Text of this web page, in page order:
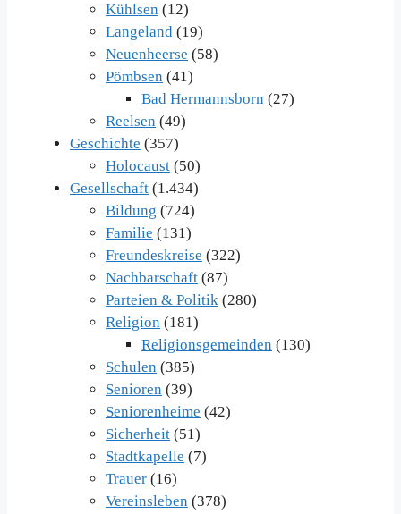
Kühlsen (12)
Langeland (19)
Neuenheerse (58)
Pömbsen (41)
Bad Hermannsborn (27)
Reelsen (49)
Geschichte (357)
Holocaust (50)
Gesellschaft (1.434)
Bildung (724)
Familie (131)
Freundeskreise (322)
Nachbarschaft (87)
Parteien & Politik (280)
Religion (181)
Religionsgemeinden (130)
Schulen (385)
Senioren (39)
Seniorenheime (42)
Sicherheit (51)
Stadtkapelle (7)
Trauer (16)
Vereinsleben (378)